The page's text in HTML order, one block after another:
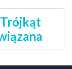
Trójkąt